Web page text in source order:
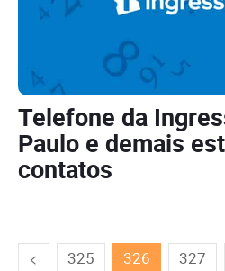
Telefone da
Paulo e demais
contatos
325 326 327